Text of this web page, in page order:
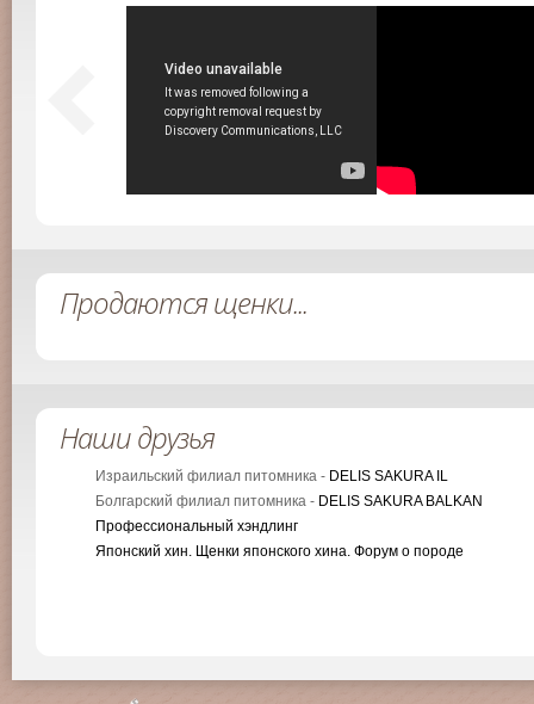
Продаются щенки...
Наши друзья
Израильский филиал питомника - DELIS SAKURA IL
Болгарский филиал питомника - DELIS SAKURA BALKAN
Профессиональный хэндлинг
Японский хин. Щенки японского хина. Форум о породе